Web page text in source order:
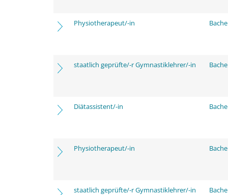
Physiotherapeut/-in
staatlich geprüfte/-r Gymnastiklehrer/-in
Diätassistent/-in
Physiotherapeut/-in
staatlich geprüfte/-r Gymnastiklehrer/-in